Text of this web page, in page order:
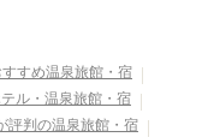
すめ温泉旅館・宿
ル・温泉旅館・宿
評判の温泉旅館・宿